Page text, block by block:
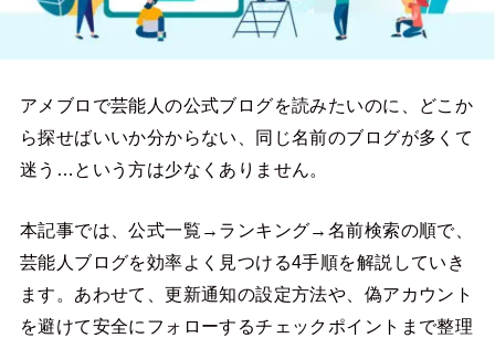
アメブロで芸能人の公式ブログを読みたいのに、どこか
ら探せばいいか分からない、同じ名前のブログが多くて
迷う…という方は少なくありません。
本記事では、公式一覧→ランキング→名前検索の順で、
芸能人ブログを効率よく見つける4手順を解説していき
ます。あわせて、更新通知の設定方法や、偽アカウント
を避けて安全にフォローするチェックポイントまで整理